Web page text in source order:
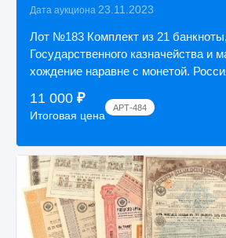
Дата аукциона 23.11.2023
Лот №183 Комплект из 21
Государственного казначейства и
хождение наравне с монетой.
11 000 ₽
Итоговая цена
АРТ-484